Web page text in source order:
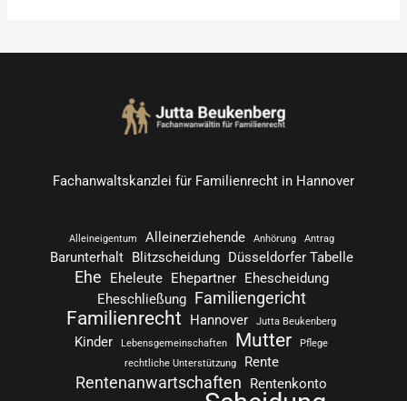
Fachanwaltskanzlei für Familienrecht in Hannover
Alleineigentum Alleinerziehende Anhörung Antrag
Barunterhalt Blitzscheidung Düsseldorfer Tabelle
Ehe Eheleute Ehepartner Ehescheidung
Eheschließung Familiengericht
Familienrecht Hannover Jutta Beukenberg
Kinder Lebensgemeinschaften Mutter
Pflege
rechtliche Unterstützung
Rente
Rentenanwartschaften
Rentenkonto